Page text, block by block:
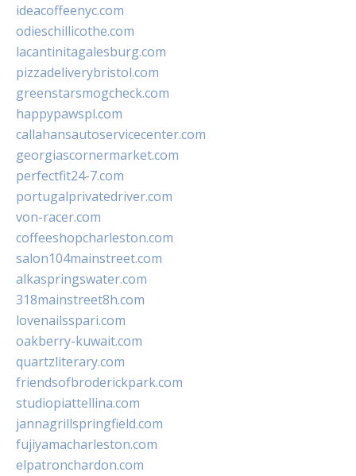
ideacoffeenyc.com
odieschillicothe.com
lacantinitagalesburg.com
pizzadeliverybristol.com
greenstarsmogcheck.com
happypawspl.com
callahansautoservicecenter.com
georgiascornermarket.com
perfectfit24-7.com
portugalprivatedriver.com
von-racer.com
coffeeshopcharleston.com
salon104mainstreet.com
alkaspringswater.com
318mainstreet8h.com
lovenailsspari.com
oakberry-kuwait.com
quartzliterary.com
friendsofbroderickpark.com
studiopiattellina.com
jannagrillspringfield.com
fujiyamacharleston.com
elpatronchardon.com